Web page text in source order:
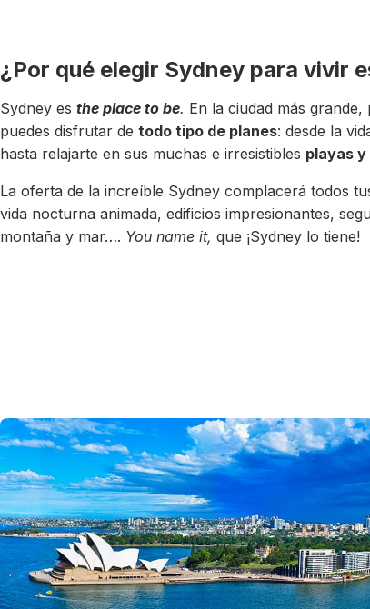
¿Por qué elegir Sydney para vivir
Sydney es the place to be. En la ciudad más
puedes disfrutar de todo tipo de planes: desde la
hasta relajarte en sus muchas e irresistibles playas
La oferta de la increíble Sydney complacerá todos
vida nocturna animada, edificios impresionantes,
montaña y mar…. You name it, que ¡Sydney lo tiene!